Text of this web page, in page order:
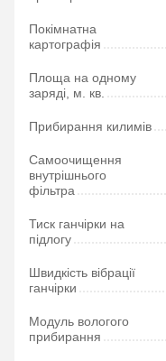
Покімнатна
картографія
Площа на одному
заряді, м. кв.
Прибирання килимів
Самоочищення
внутрішнього
фільтра
Тиск ганчірки на
підлогу
Швидкість вібрації
ганчірки
Модуль вологого
прибирання